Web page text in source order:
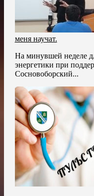
меня научат.
На минувшей неделе
энергетики при
Сосновоборский...